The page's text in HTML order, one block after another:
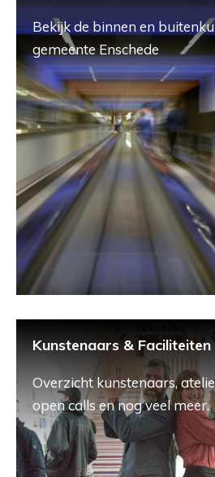
Bekijk de binnen en
gemeente Enschede
Kunstenaars & Faciliteiten
Overzicht kunstenaars,
open calls en nog veel meer.